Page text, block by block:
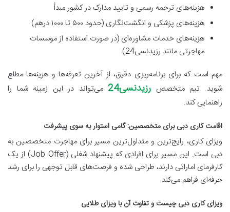
هزینه‌های ترجمه رسمی و تایید مدارک در کشور مبدأ
هزینه‌های پزشکی و انگشت‌نگاری (حدود ۵۰۰ تا ۱۰۰۰ درهم)
هزینه‌های خدمات مشاوره‌ای (در صورت استفاده از موسسات
مهاجرتی مانند رزیدنسی24)
مهم است که برای برنامه‌ریزی دقیق، از آخرین تعرفه‌ها و هزینه‌ها مطلع
شوید. تیم متخصص رزیدنسی24
می‌تواند در این زمینه شما را
راهنمایی کند.
اقامت کاری دبی برای متخصصین: گامی استوار به سوی پیشرفت
ویزای کاری، رایج‌ترین و متداول‌ترین مسیر برای مهاجرت متخصصین به
دبی است. این مسیر برای افرادی که پیشنهاد شغلی (Job Offer) از یک
کارفرمای اماراتی دارند، طراحی شده و فرصت‌های قابل توجهی را برای رشد
حرفه‌ای فراهم می‌کند.
ویزای کاری دبی چیست و تفاوت آن با ویزای طلایی